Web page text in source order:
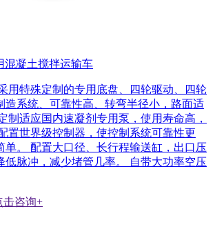
混凝土搅拌运输车
用特殊定制的专用底盘、四轮驱动、四轮
造系统、可靠性高、转弯半径小，路面适
制适应国内速凝剂专用泵，使用寿命高，
置世界级控制器，使控制系统可靠性更
单。 配置大口径、长行程输送缸，出口压
低脉冲，减少堵管几率。 自带大功率空压
击咨询+